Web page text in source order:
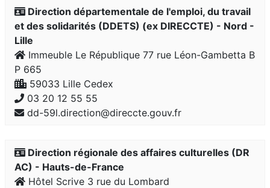
Direction départementale de l'emploi, du travail
et des solidarités (DDETS) (ex DIRECCTE) - Nord -
Lille
Immeuble Le République 77 rue Léon-Gambetta B
P 665
59033 Lille Cedex
03 20 12 55 55
dd-59l.direction@direccte.gouv.fr
Direction régionale des affaires culturelles (DR
AC) - Hauts-de-France
Hôtel Scrive 3 rue du Lombard